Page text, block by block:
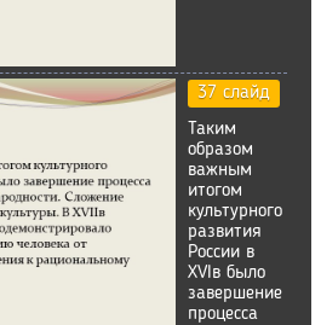
37 слайд
Таким
образом
важным
итогом
культурного
развития
России в
XVIв было
завершение
процесса